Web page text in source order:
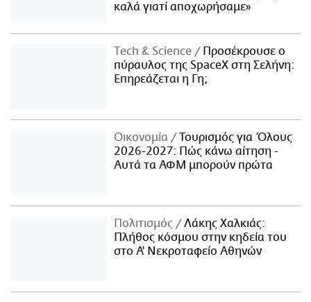
καλά γιατί αποχωρήσαμε»
Τech & Science
Προσέκρουσε ο
πύραυλος της SpaceX στη Σελήνη:
Επηρεάζεται η Γη;
Οικονομία
Τουρισμός για Όλους
2026-2027: Πώς κάνω αίτηση -
Αυτά τα ΑΦΜ μπορούν πρώτα
Πολιτισμός
Λάκης Χαλκιάς:
Πλήθος κόσμου στην κηδεία του
στο Α' Νεκροταφείο Αθηνών